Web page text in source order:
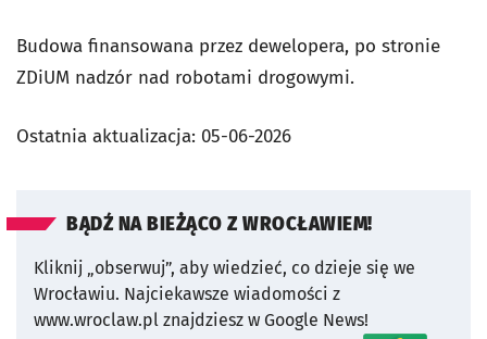
Budowa finansowana przez dewelopera, po stronie
ZDiUM nadzór nad robotami drogowymi.
Ostatnia aktualizacja: 05-06-2026
BĄDŹ NA BIEŻĄCO Z WROCŁAWIEM!
Kliknij „obserwuj”, aby wiedzieć, co dzieje się we
Wrocławiu. Najciekawsze wiadomości z
www.wroclaw.pl znajdziesz w Google News!